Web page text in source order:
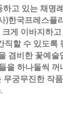
고 있는 채
한국프레스
게 이바지하
할 수 있도
겸비한 꽃예술
하나둘씩
궁무진한 작